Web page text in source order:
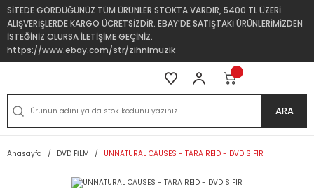
SİTEDE GÖRDÜĞÜNÜZ TÜM ÜRÜNLER STOKTA VARDIR, 5400 TL ÜZERİ
ALIŞVERİŞLERDE KARGO ÜCRETSİZDİR. EBAY'DE SATIŞTAKİ ÜRÜNLERİMİZDEN
İSTEĞİNİZ OLURSA İLETİŞİME GEÇİNİZ.
https://www.ebay.com/str/zihnimuzik
ARA
Anasayfa DVD FİLM UNNATURAL CAUSES - TARA REID - DVD SIFIR